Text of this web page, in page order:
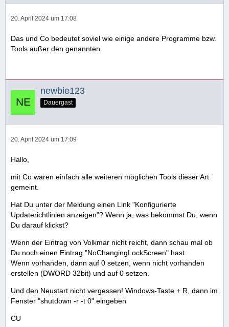
20. April 2024 um 17:08
Das und Co bedeutet soviel wie einige andere Programme bzw.
Tools außer den genannten.
newbie123
Dauergast
20. April 2024 um 17:09
Hallo,
mit Co waren einfach alle weiteren möglichen Tools dieser Art
gemeint.
Hat Du unter der Meldung einen Link "Konfigurierte
Updaterichtlinien anzeigen"? Wenn ja, was bekommst Du, wenn
Du darauf klickst?
Wenn der Eintrag von Volkmar nicht reicht, dann schau mal ob
Du noch einen Eintrag "NoChangingLockScreen" hast.
Wenn vorhanden, dann auf 0 setzen, wenn nicht vorhanden
erstellen (DWORD 32bit) und auf 0 setzen.
Und den Neustart nicht vergessen! Windows-Taste + R, dann im
Fenster "shutdown -r -t 0" eingeben
CU